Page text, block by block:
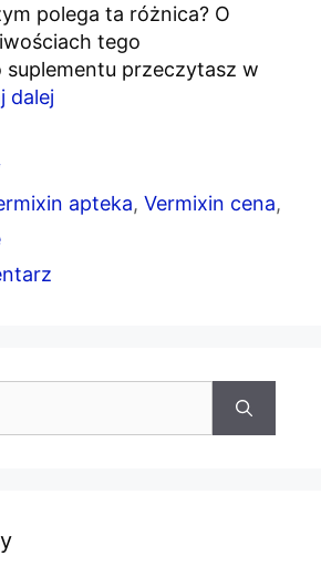
polega ta różnica? O
tego
suplementu przeczytasz w
dalej
apteka, Vermixin cena,